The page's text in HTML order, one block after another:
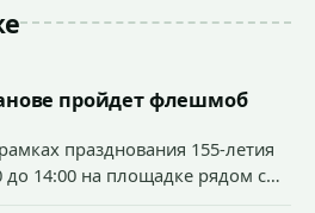
пройдет флешмоб
празднования 155-летия
до 14:00 на площадке рядом с